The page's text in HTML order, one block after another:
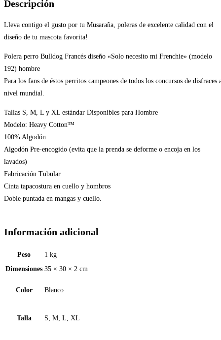
Descripción
Lleva contigo el gusto por tu Musaraña, poleras de excelente calidad con el
diseño de tu mascota favorita!
Polera perro Bulldog Francés diseño «Solo necesito mi Frenchie» (modelo
192) hombre
Para los fans de éstos perritos campeones de todos los concursos de disfraces
nivel mundial.
Tallas S, M, L y XL estándar Disponibles para Hombre
Modelo: Heavy Cotton™
100% Algodón
Algodón Pre-encogido (evita que la prenda se deforme o encoja en los
lavados)
Fabricación Tubular
Cinta tapacostura en cuello y hombros
Doble puntada en mangas y cuello.
Información adicional
Peso
1 kg
Dimensiones 35 × 30 × 2 cm
Color Blanco
Talla S, M, L, XL